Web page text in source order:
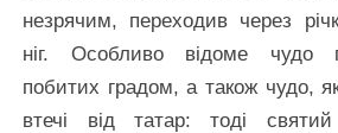
незрячим, переходив через
ніг. Особливо відоме чудо
побитих градом, а також чудо,
втечі від татар: тоді